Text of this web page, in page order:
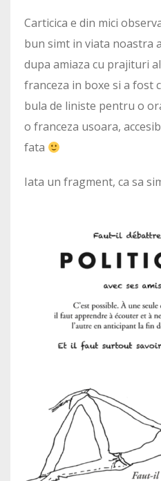
Carticica e din mici
bun simt in viata noastra
dupa amiaza cu prajituri
franceza in boxe si a fost
bula de liniste pentru o
o franceza usoara,
fata
Iata un fragment, ca sa